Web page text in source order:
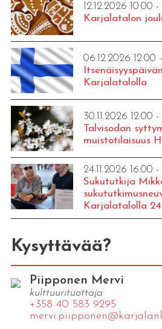
12.12.2026 10:00
Karjalatalon
06.12.2026 12:00
Karjalatalolla
30.11.2026 12:00
Talvisodan
muistotilaisuus
24.11.2026 16:00
Sukututkija
Karjalatalolla
Kysyttävää?
Piipponen Mervi
kulttuurituottaja
+358 40 583 9295